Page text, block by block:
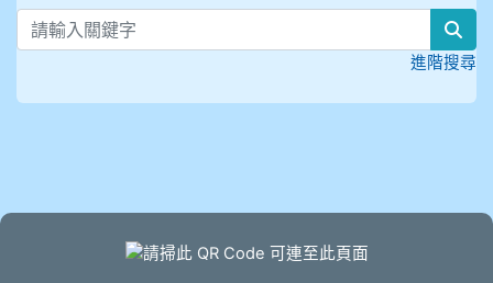
進階搜尋